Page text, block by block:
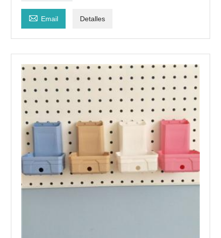
 Email Detalles